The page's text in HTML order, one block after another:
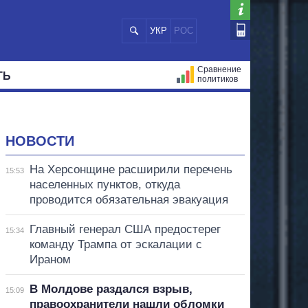
УКР РОС
Сравнение
политиков
НОВОСТИ
15:53
На Херсонщине расширили перечень
населенных пунктов, откуда
проводится обязательная эвакуация
15:34
Главный генерал США предостерег
команду Трампа от эскалации с
Ираном
15:09
В Молдове раздался взрыв,
правоохранители нашли обломки